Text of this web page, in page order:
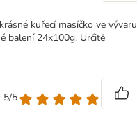
kuřecí masíčko ve vývaru
balení 24x100g. Určitě
5/5